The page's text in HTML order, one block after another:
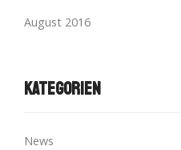
August 2016
Kategorien
News